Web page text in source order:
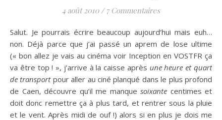
4 août 2010 / 7 Commentaires
Salut. Je pourrais écrire beaucoup aujourd’hui mais euh…
non. Déjà parce que j’ai passé un aprem de lose ultime
(« bon allez je vais au cinéma voir Inception en VOSTFR ça
va être top ! », j’arrive à la caisse après une heure et quart
de transportpour aller au ciné planqué dans le plus profond
de Caen, découvre qu’il me manque soixante centimes et
doit donc remettre ça à plus tard, et rentrer sous la pluie
et le vent. Après midi de ouf !) alors si en plus je dois me